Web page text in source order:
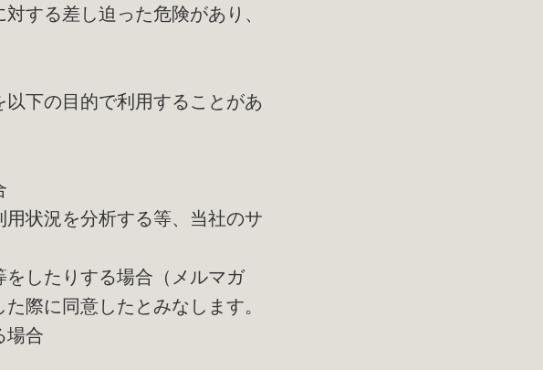
する差し迫った危険があり、
下の目的で利用することがあ
状況を分析する等、当社のサ
したりする場合（メルマガ
際に同意したとみなします。
場合